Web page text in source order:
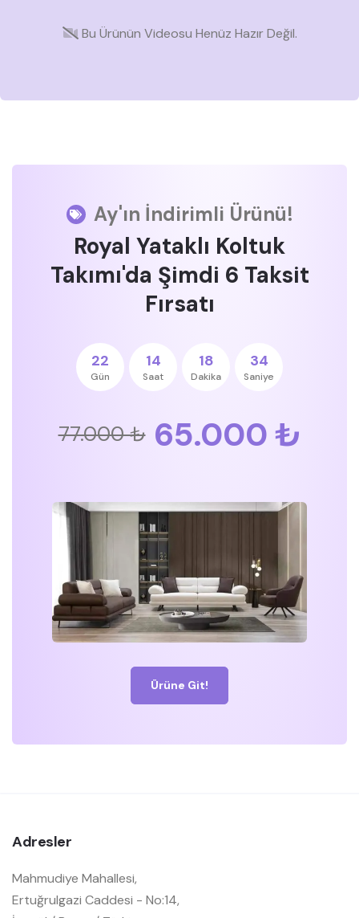
Bu Ürünün Videosu Henüz Hazır Değil.
Ay'ın İndirimli Ürünü!
Royal Yataklı Koltuk
Takımı'da Şimdi 6 Taksit
Fırsatı
22
Gün
14
Saat
18
Dakika
33
Saniye
77.000 ₺ 65.000 ₺
Ürüne Git!
Adresler
Mahmudiye Mahallesi,
Ertuğrulgazi Caddesi - No:14,